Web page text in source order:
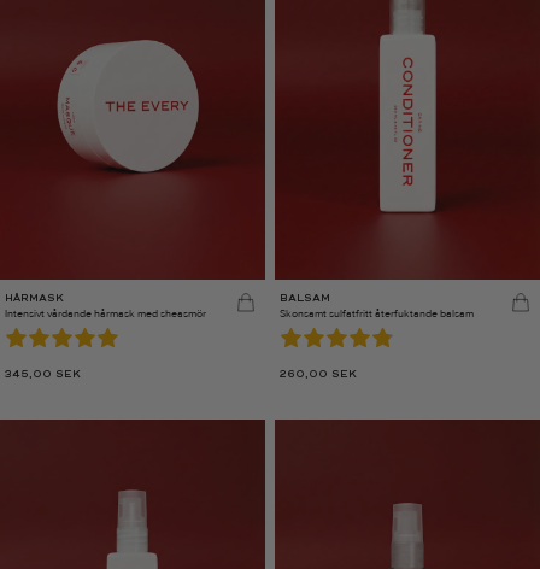
HÅRMASK
Intensivt vårdande hårmask med sheasmör
345,00 SEK
BALSAM
Skonsamt sulfatfritt återfuktande balsam
260,00 SEK